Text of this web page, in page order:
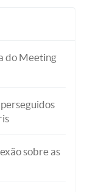
do Meeting
sobre as